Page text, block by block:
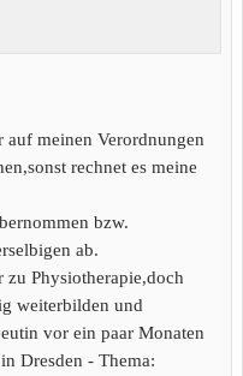
meinen Verordnungen
rechnet es meine
bzw.
ab.
Physiotherapie,doch
weiterbilden und
vor ein paar Monaten
Dresden - Thema: